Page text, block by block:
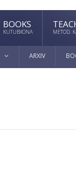
BOOKS
KUTUBXONA METOD.
ARXIV